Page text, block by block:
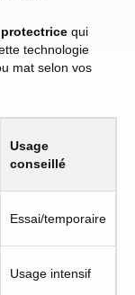
qui
technologie
mat selon vos
Usage
conseillé
Essai/temporaire
Usage intensif